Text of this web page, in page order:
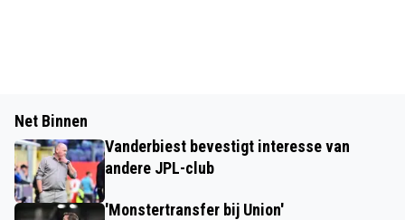
Net Binnen
Vanderbiest bevestigt interesse van
andere JPL-club
'Monstertransfer bij Union'